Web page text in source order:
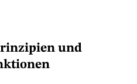
und